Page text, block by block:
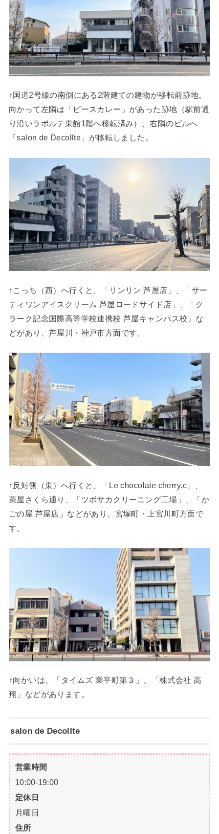
↑国道2号線の南側にある2階建ての建物が移転前跡地。
向かって左隣は「ピースカレー」があった跡地（駅前通
り沿いラポルテ東館1階へ移転済み）、右隣のビルへ
「salon de Decollte」が移転しました。
↑こっち（西）へ行くと、「リンリン 芦屋店」、「サー
ティワンアイスクリーム 芦屋ロードサイド店」、「ク
ラーク記念国際高等学校連携校 芦屋キャンパス校」な
どがあり、芦屋川・神戸市方面です。
↑反対側（東）へ行くと、「Le chocolate cherry.c」、
茶屋さくら通り、「ツボサカクリーニング工場」、「か
ごの屋 芦屋店」などがあり、宮塚町・上宮川町方面で
す。
↑向かいは、「タイムズ 業平町第３」、「株式会社 高
翔」などがあります。
salon de Decollte
営業時間
10:00-19:00
定休日
月曜日
住所